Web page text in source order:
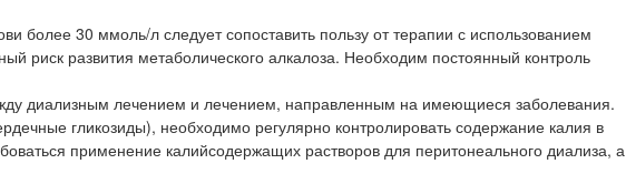
более 30 ммоль/л следует сопоставить пользу от терапии с использованием
риск развития метаболического алкалоза. Необходим постоянный контроль
диализным лечением и лечением, направленным на имеющиеся заболевания.
гликозиды), необходимо регулярно контролировать содержание калия в
применение калийсодержащих растворов для перитонеального диализа, а